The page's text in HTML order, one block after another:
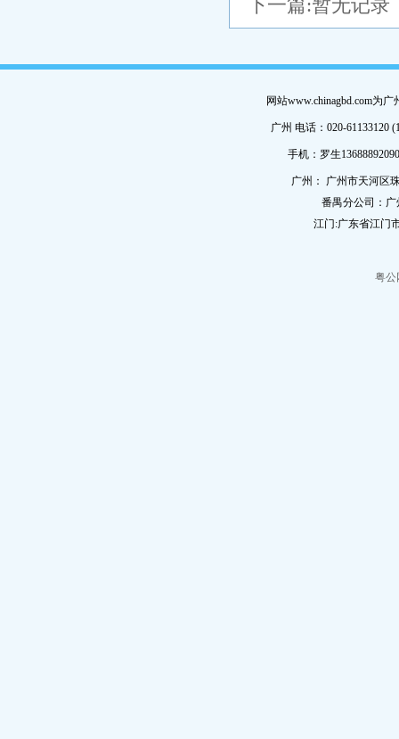
下一篇:暂无记录
网站www.chinagbd.com为
广州 电话：020-61133120
手机：罗生
广州： 广州市天河区
番禺分公司：
江门:广东省江门
粤公